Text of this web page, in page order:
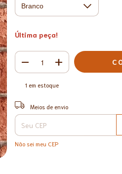
Última peça!
1 em estoque
Entregas para o CEP:
Meios de envio
Não sei meu CEP